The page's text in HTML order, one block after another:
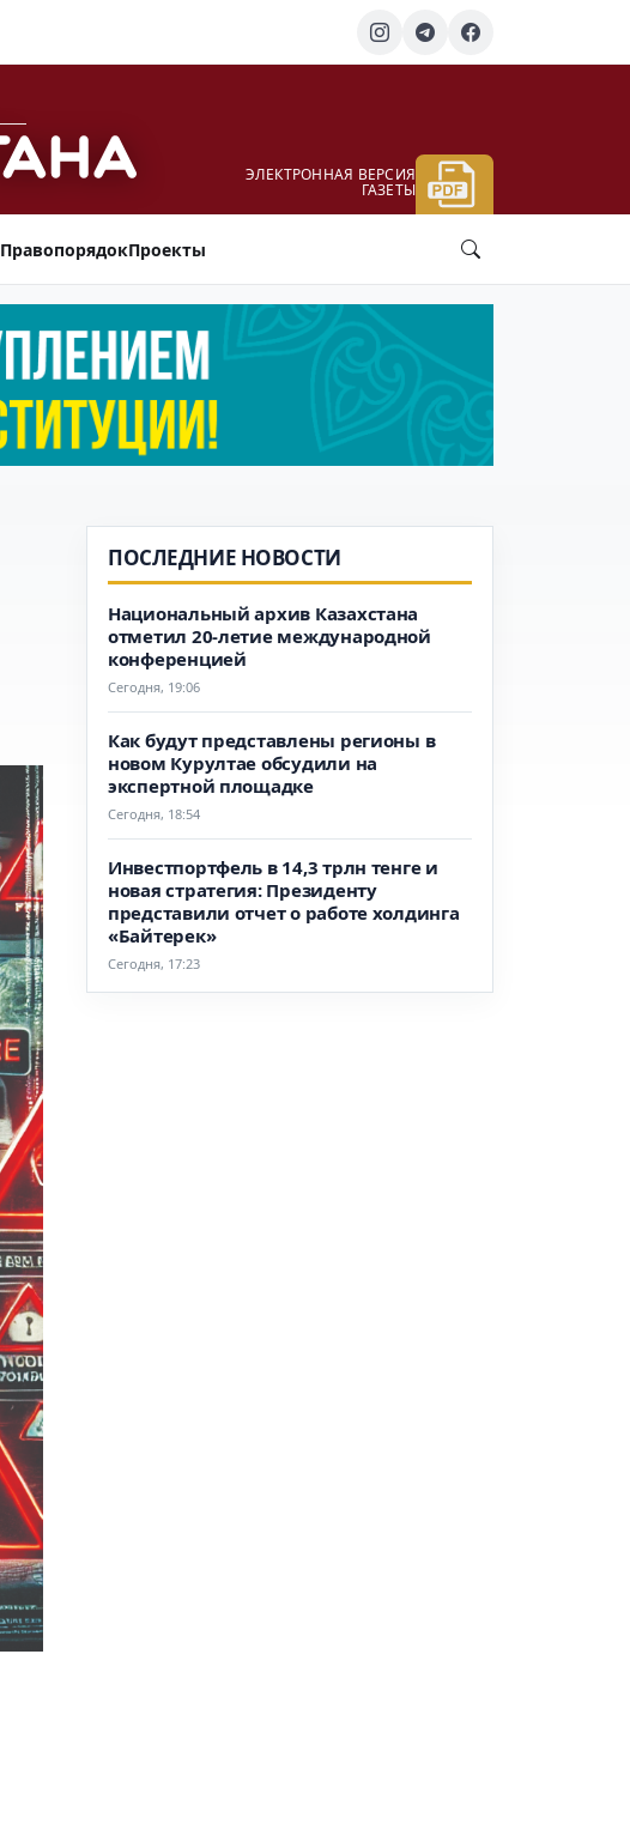
ЭЛЕКТРОННАЯ ВЕРСИЯ
ГАЗЕТЫ
ПравопорядокПроекты
ПОСЛЕДНИЕ НОВОСТИ
Национальный архив Казахстана
отметил 20-летие международной
конференцией
Сегодня, 19:06
Как будут представлены регионы в
новом Курултае обсудили на
экспертной площадке
Сегодня, 18:54
Инвестпортфель в 14,3 трлн тенге и
новая стратегия: Президенту
представили отчет о работе холдинга
«Байтерек»
Сегодня, 17:23